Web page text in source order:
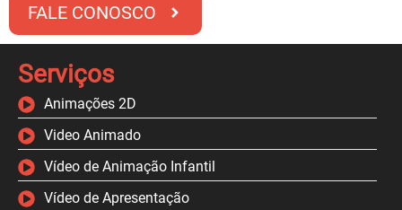
FALE CONOSCO
Serviços
Animações 2D
Video Animado
Vídeo de Animação Infantil
Vídeo de Apresentação